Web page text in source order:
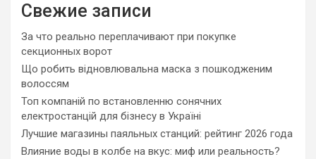
Свежие записи
За что реально переплачивают при покупке
секционных ворот
Що робить відновлювальна маска з пошкодженим
волоссям
Топ компаній по встановленню сонячних
електростанцій для бізнесу в Україні
Лучшие магазины паяльных станций: рейтинг 2026 года
Влияние воды в колбе на вкус: миф или реальность?